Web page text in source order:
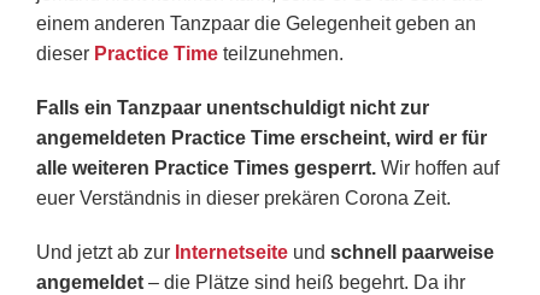
einem anderen Tanzpaar die Gelegenheit geben an
dieser Practice Time teilzunehmen.
Falls ein Tanzpaar unentschuldigt nicht zur
angemeldeten Practice Time erscheint, wird er für
alle weiteren Practice Times gesperrt. Wir hoffen auf
euer Verständnis in dieser prekären Corona Zeit.
Und jetzt ab zur Internetseite und schnell paarweise
angemeldet – die Plätze sind heiß begehrt. Da ihr